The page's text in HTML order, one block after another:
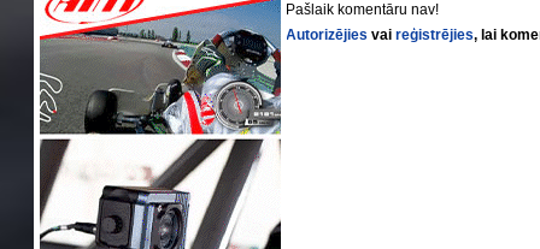
Pašlaik komentāru nav!
Autorizējies vaireģistrējies, lai